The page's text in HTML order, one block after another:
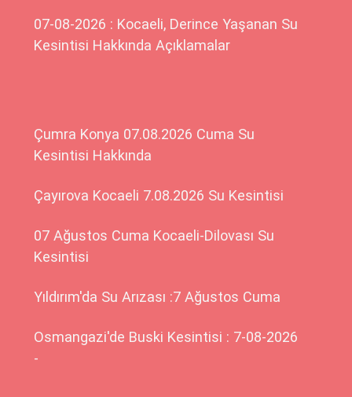
07-08-2026 : Kocaeli, Derince Yaşanan Su
Kesintisi Hakkında Açıklamalar
Çumra Konya 07.08.2026 Cuma Su
Kesintisi Hakkında
Çayırova Kocaeli 7.08.2026 Su Kesintisi
07 Ağustos Cuma Kocaeli-Dilovası Su
Kesintisi
Yıldırım'da Su Arızası :7 Ağustos Cuma
Osmangazi'de Buski Kesintisi : 7-08-2026
-